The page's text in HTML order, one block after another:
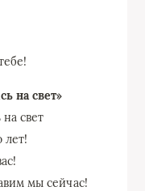
на свет»
свет
лет!
мы сейчас!